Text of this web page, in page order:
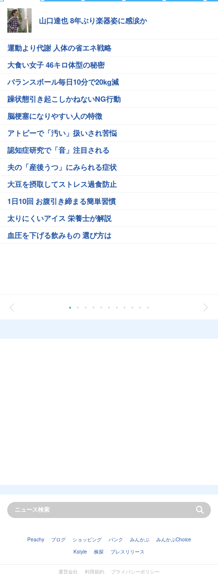
山口達也 8年ぶり楽器姿に感涙か
運動より代謝 人体の省エネ戦略
大食い女子 46キロ体型の秘密
バランスボール毎日10分で20kg減
躁状態引き起こしかねないNG行動
脳梗塞になりやすい人の特徴
アトピーで「汚い」扱いされ苦悩
認知症研究で「音」注目される
夫の「産後うつ」にみられる症状
大豆を摂取してストレス過食防止
1日10回 お腹引き締まる簡単習慣
太りにくいアイス 栄養士が解説
血圧を下げる飲みもの 選び方は
Peachy ブログ ショッピング バンク みんかぶ
みんかぶChoice
Kstyle
株探 プレスリリース
運営会社 利用規約 プライバシーポリシー